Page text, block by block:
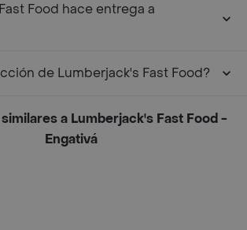
Food hace entrega a
de Lumberjack's Fast Food?
a Lumberjack's Fast Food -
Engativá